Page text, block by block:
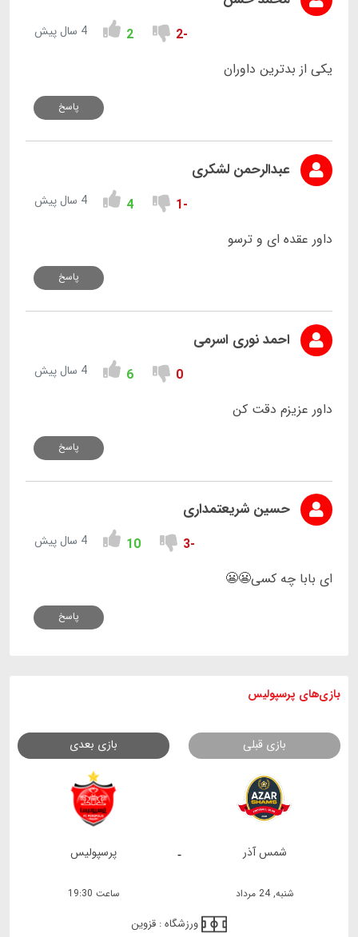
-2
2 4 سال پیش
یکی از بدترین داوران
پاسخ
عبدالرحمن لشکری
-1
4 4 سال پیش
داور عقده ای و ترسو
پاسخ
احمد نوری اسرمی
0
6 4 سال پیش
داور عزیزم دقت کن
پاسخ
حسین شریعتمداری
-3
10 4 سال پیش
ای بابا چه کسی😬😬
پاسخ
بازی های پرسپولیس
بازی قبلی بازی بعدی
- شمس آذر پرسپولیس
شنبه, 24 مرداد ساعت 19:30
ورزشگاه : قزوین